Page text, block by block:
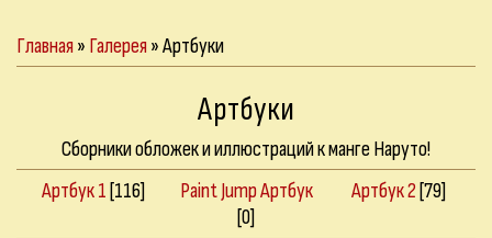
Главная» Галерея» Артбуки
Артбуки
Сборники обложек и иллюстраций к манге Наруто!
Артбук 1[116]
Paint Jump Артбук
[0]
Артбук 2[79]